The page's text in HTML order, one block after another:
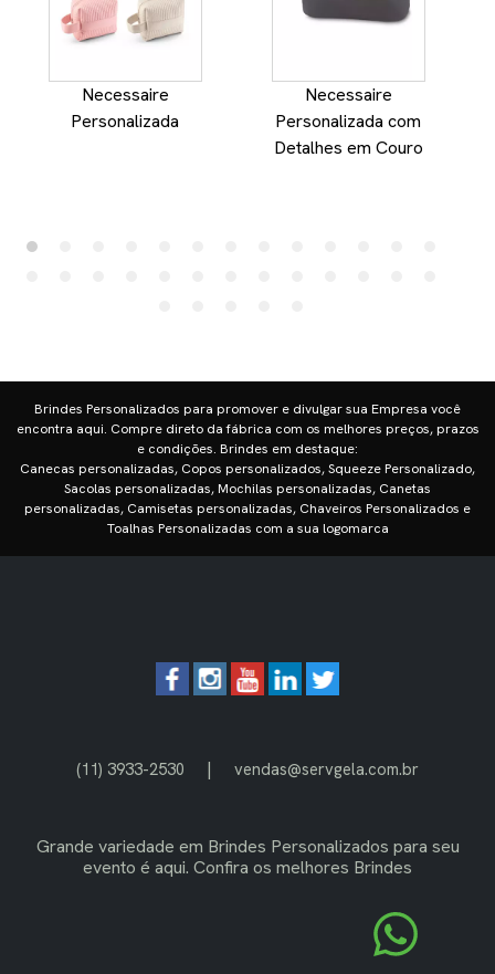
Necessaire
Personalizada
Necessaire
Personalizada com
Detalhes em Couro
Brindes Personalizados para promover e divulgar sua Empresa você
encontra aqui. Compre direto da fábrica com os melhores preços, prazos
e condições. Brindes em destaque:
Canecas personalizadas, Copos personalizados, Squeeze Personalizado,
Sacolas personalizadas, Mochilas personalizadas, Canetas
personalizadas, Camisetas personalizadas, Chaveiros Personalizados e
Toalhas Personalizadas com a sua logomarca
(11) 3933-2530 | vendas@servgela.com.br
Grande variedade em Brindes Personalizados para seu
evento é aqui. Confira os melhores Brindes